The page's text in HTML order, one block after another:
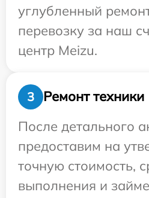
углубленный
перевозку за наш
центр Meizu.
3
Ремонт техники
После детального
предоставим на
точную стоимость,
выполнения и